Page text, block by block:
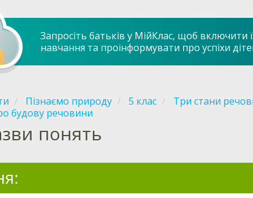
Запросіть батьків у МійКлас, щоб включити
навчання та проінформувати про успіхи
Пізнаємо природу 5 клас Три стани
будову речовини
понять